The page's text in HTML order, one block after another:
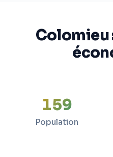
Colomieu
159
Population